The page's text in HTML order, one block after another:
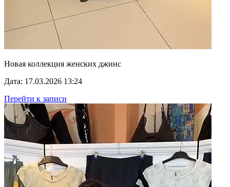
Новая коллекция женских джинс
Дата: 17.03.2026 13:24
Перейти к записи